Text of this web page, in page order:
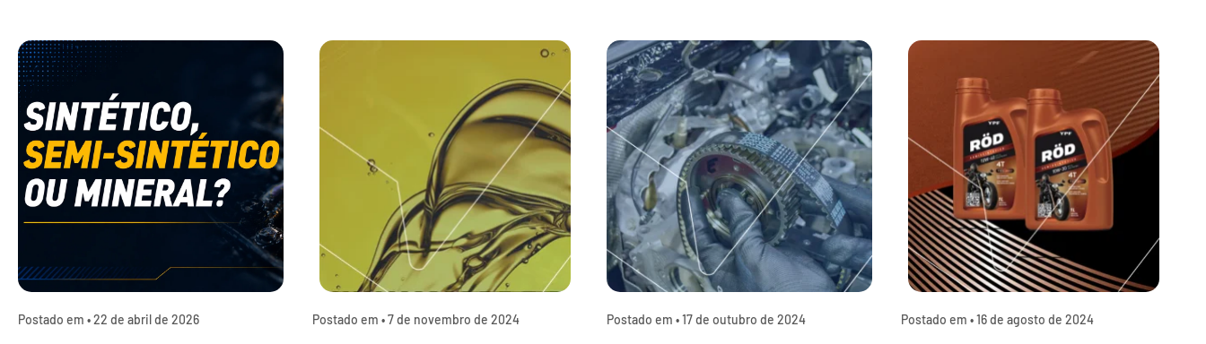
Postado em •22 de abril de 2026 Postado em •7 de novembro de 2024 Postado em •17 de outubro de 2024 Postado em •16 de agosto de 2024